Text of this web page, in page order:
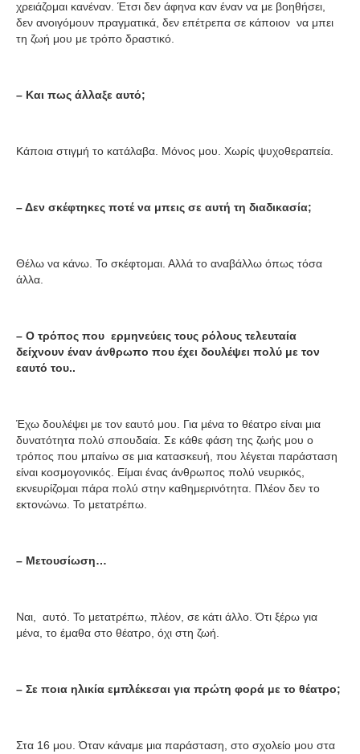
χρειάζομαι κανέναν. Έτσι δεν άφηνα καν έναν να με βοηθήσει,
δεν ανοιγόμουν πραγματικά, δεν επέτρεπα σε κάποιον να μπει
τη ζωή μου με τρόπο δραστικό.
– Και πως άλλαξε αυτό;
Κάποια στιγμή το κατάλαβα. Μόνος μου. Χωρίς ψυχοθεραπεία.
– Δεν σκέφτηκες ποτέ να μπεις σε αυτή τη διαδικασία;
Θέλω να κάνω. Το σκέφτομαι. Αλλά το αναβάλλω όπως τόσα
άλλα.
– Ο τρόπος που ερμηνεύεις τους ρόλους τελευταία
δείχνουν έναν άνθρωπο που έχει δουλέψει πολύ με τον
εαυτό του..
Έχω δουλέψει με τον εαυτό μου. Για μένα το θέατρο είναι μια
δυνατότητα πολύ σπουδαία. Σε κάθε φάση της ζωής μου ο
τρόπος που μπαίνω σε μια κατασκευή, που λέγεται παράσταση
είναι κοσμογονικός. Είμαι ένας άνθρωπος πολύ νευρικός,
εκνευρίζομαι πάρα πολύ στην καθημερινότητα. Πλέον δεν το
εκτονώνω. Το μετατρέπω.
– Μετουσίωση…
Ναι, αυτό. Το μετατρέπω, πλέον, σε κάτι άλλο. Ότι ξέρω για
μένα, το έμαθα στο θέατρο, όχι στη ζωή.
– Σε ποια ηλικία εμπλέκεσαι για πρώτη φορά με το θέατρο;
Στα 16 μου. Όταν κάναμε μια παράσταση, στο σχολείο μου στα